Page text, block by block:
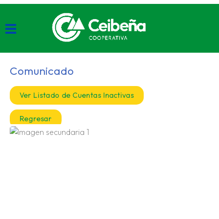
Comunicado
Ver Listado de Cuentas Inactivas
Regresar